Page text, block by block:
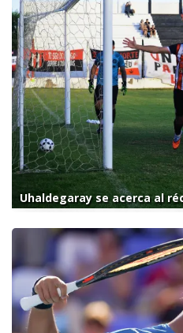
Uhaldegaray se acerca al